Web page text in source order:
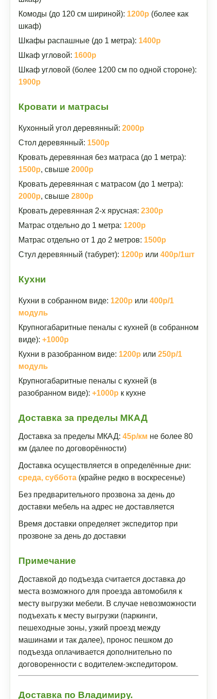
Комоды (до 120 см шириной): 1200р (более как
шкаф)
Шкафы распашные (до 1 метра): 1400р
Шкаф угловой: 1600р
Шкаф угловой (более 1200 см по одной стороне):
1900р
Кровати и матрасы
Кухонный угол деревянный: 2000р
Стол деревянный: 1500р
Кровать деревянная без матраса (до 1 метра):
1500р, свыше 2000р
Кровать деревянная с матрасом (до 1 метра):
2000р, свыше 2800р
Кровать деревянная 2-х ярусная: 2300р
Матрас отдельно до 1 метра: 1200р
Матрас отдельно от 1 до 2 метров: 1500р
Стул деревянный (табурет): 1200р или 400р/1шт
Кухни
Кухни в собранном виде: 1200р или 400р/1
модуль
Крупногабаритные пеналы с кухней (в собранном
виде): +1000р
Кухни в разобранном виде: 1200р или 250р/1
модуль
Крупногабаритные пеналы с кухней (в
разобранном виде): +1000р к кухне
Доставка за пределы МКАД
Доставка за пределы МКАД: 45р/км не более 80
км (далее по договорённости)
Доставка осуществляется в определённые дни:
среда, суббота (крайне редко в воскресенье)
Без предварительного прозвона за день до
доставки мебель на адрес не доставляется
Время доставки определяет экспедитор при
прозвоне за день до доставки
Примечание
Доставкой до подъезда считается доставка до
места возможного для проезда автомобиля к
месту выгрузки мебели. В случае невозможности
подъехать к месту выгрузки (паркинги,
пешеходные зоны, узкий проезд между
машинами и так далее), пронос пешком до
подъезда оплачивается дополнительно по
договоренности с водителем-экспедитором.
Доставка по Владимиру.